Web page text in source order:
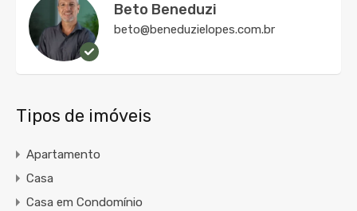
Beto Beneduzi
beto@beneduzielopes.com.br
Tipos de imóveis
Apartamento
Casa
Casa em Condomínio